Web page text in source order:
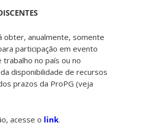
obter, anualmente, somente
participação em evento
no país ou no
disponibilidade de recursos
prazos da ProPG (veja
acesse o link.